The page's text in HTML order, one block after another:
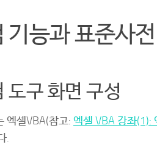
기능과 표준사
도구 화면 구성
엑셀VBA(참고: 엑셀 VBA 강좌(1):
.